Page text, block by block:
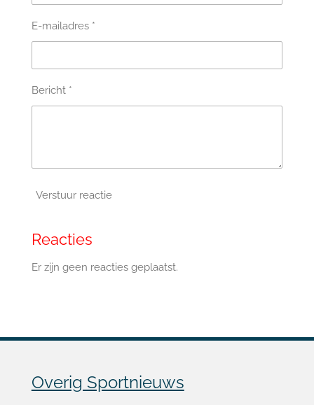
E-mailadres *
Bericht *
Verstuur reactie
Reacties
Er zijn geen reacties geplaatst.
Overig Sportnieuws